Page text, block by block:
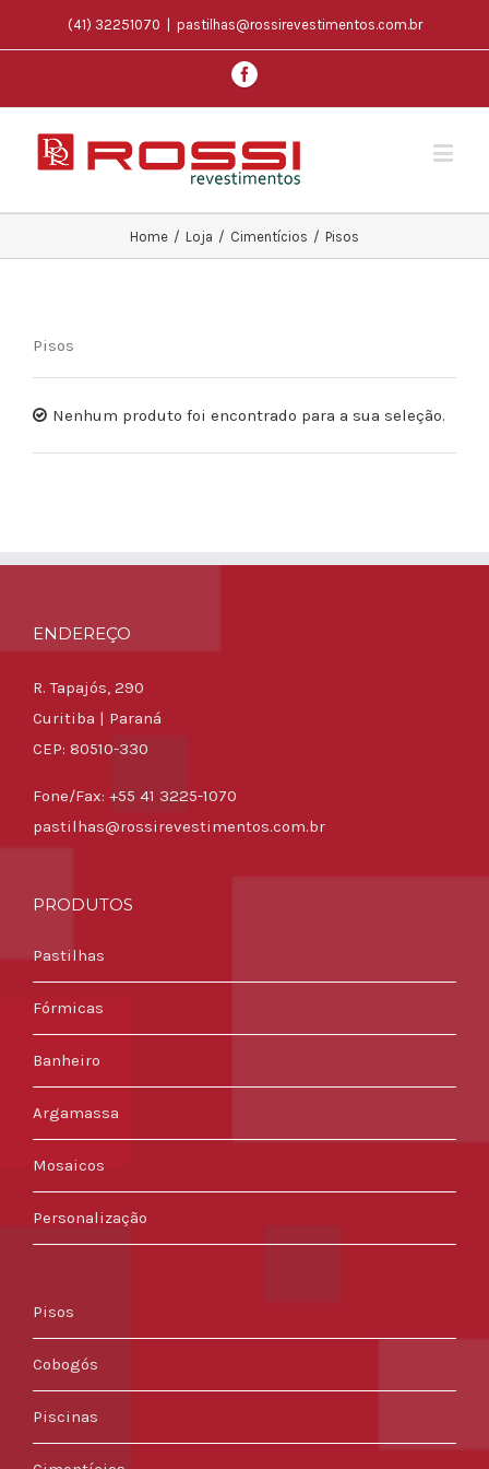
(41) 32251070 pastilhas@rossirevestimentos.com.br
Home / Loja / Cimentícios / Pisos
Pisos
Nenhum produto foi encontrado para a sua seleção.
ENDEREÇO
R. Tapajós, 290
Curitiba | Paraná
CEP: 80510-330
Fone/Fax: +55 41 3225-1070
pastilhas@rossirevestimentos.com.br
PRODUTOS
Pastilhas
Fórmicas
Banheiro
Argamassa
Mosaicos
Personalização
Pisos
Cobogós
Piscinas